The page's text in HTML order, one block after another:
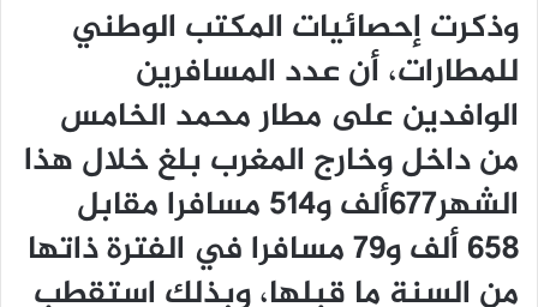
وذكرت إحصائيات المكتب الوطني
للمطارات، أن عدد المسافرين
الوافدين على مطار محمد الخامس
من داخل وخارج المغرب بلغ خلال هذا
الشهر677ألف و514 مسافرا مقابل
658 ألف و79 مسافرا في الفترة ذاتها
من السنة ما قبلها، وبذلك استقطب